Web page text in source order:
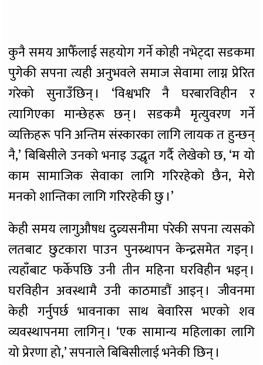
कुनै समय आफैँलाई सहयोग गर्ने कोही नभेट्दा सडकमा
पुगेकी सपना त्यही अनुभवले समाज सेवामा लाग्न प्रेरित
गरेको सुनाउँछिन् । ‘विश्वभरि नै घरबारविहीन र
त्यागिएका मान्छेहरू छन् । सडकमै मृत्युवरण गर्ने
व्यक्तिहरू पनि अन्तिम संस्कारका लागि लायक त हुन्छन्
नै,’ बिबिसीले उनको भनाइ उद्धृत गर्दै लेखेको छ, ‘म यो
काम सामाजिक सेवाका लागि गरिरहेको छैन, मेरो
मनको शान्तिका लागि गरिरहेकी छु ।’
केही समय लागुऔषध दुव्र्यसनीमा परेकी सपना त्यसको
लतबाट छुटकारा पाउन पुनस्र्थापन केन्द्रसमेत गइन् ।
त्यहाँबाट फर्केपछि उनी तीन महिना घरविहीन भइन् ।
घरविहीन अवस्थामै उनी काठमाडौं आइन् । जीवनमा
केही गर्नुपर्छ भावनाका साथ बेवारिस भएको शव
व्यवस्थापनमा लागिन् । ‘एक सामान्य महिलाका लागि
यो प्रेरणा हो,’ सपनाले बिबिसीलाई भनेकी छिन् ।